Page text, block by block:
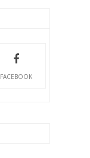
FACEBOOK